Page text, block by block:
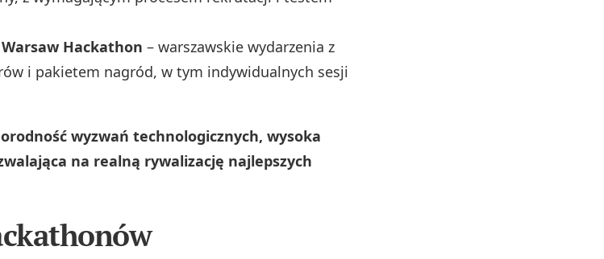
Hackathon – warszawskie wydarzenia z
i pakietem nagród, w tym indywidualnych sesji
wyzwań technologicznych, wysoka
na realną rywalizację najlepszych